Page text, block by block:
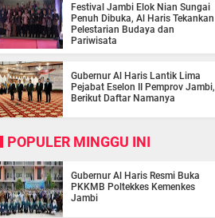
Festival Jambi Elok Nian Sungai
Penuh Dibuka, Al Haris Tekankan
Pelestarian Budaya dan
Pariwisata
Gubernur Al Haris Lantik Lima
Pejabat Eselon II Pemprov Jambi,
Berikut Daftar Namanya
POPULER MINGGU INI
Gubernur Al Haris Resmi Buka
PKKMB Poltekkes Kemenkes
Jambi